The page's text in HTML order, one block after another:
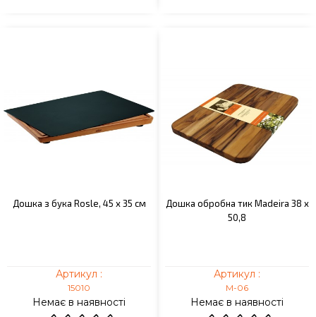
Дошка з бука Rosle, 45 х 35 см
Артикул :
15010
Немає в наявності
Дошка обробна тик Madeira 38 х
50,8
Артикул :
M-06
Немає в наявності